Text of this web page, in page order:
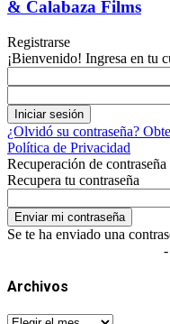
& Calabaza Films
Registrarse
¡Bienvenido! Ingresa en tu
¿Olvidó su contraseña?
Política de Privacidad
Recuperación de contraseña
Recupera tu contraseña
Se te ha enviado una
Archivos